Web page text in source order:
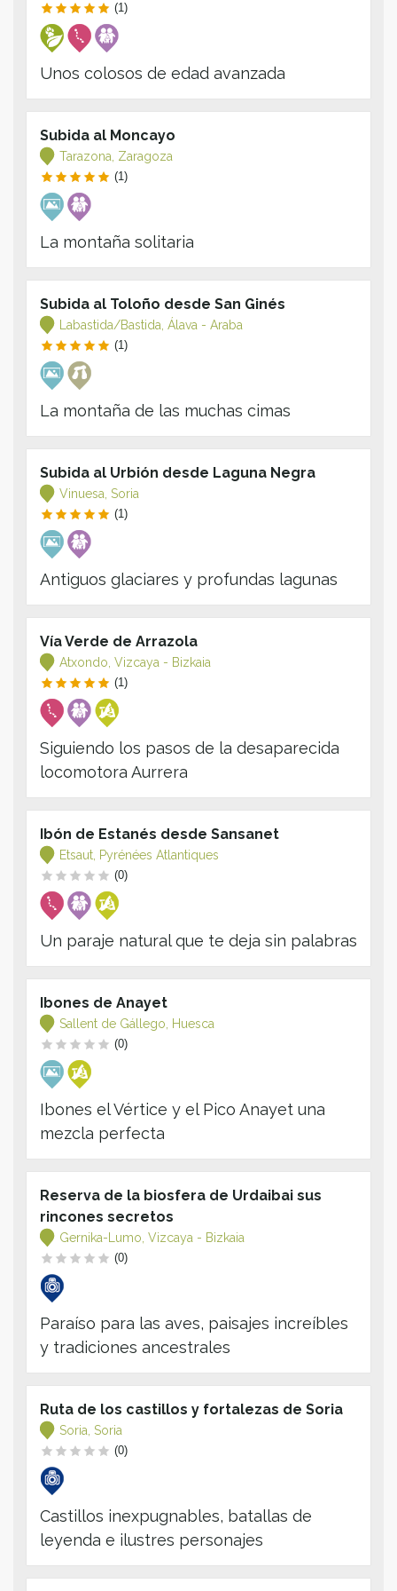
(1)
Unos colosos de edad avanzada
Subida al Moncayo
Tarazona, Zaragoza
(1)
La montaña solitaria
Subida al Toloño desde San Ginés
Labastida/Bastida, Álava - Araba
(1)
La montaña de las muchas cimas
Subida al Urbión desde Laguna Negra
Vinuesa, Soria
(1)
Antiguos glaciares y profundas lagunas
Vía Verde de Arrazola
Atxondo, Vizcaya - Bizkaia
(1)
Siguiendo los pasos de la desaparecida
locomotora Aurrera
Ibón de Estanés desde Sansanet
Etsaut, Pyrénées Atlantiques
(0)
Un paraje natural que te deja sin palabras
Ibones de Anayet
Sallent de Gállego, Huesca
(0)
Ibones el Vértice y el Pico Anayet una
mezcla perfecta
Reserva de la biosfera de Urdaibai sus
rincones secretos
Gernika-Lumo, Vizcaya - Bizkaia
(0)
Paraíso para las aves, paisajes increíbles
y tradiciones ancestrales
Ruta de los castillos y fortalezas de Soria
Soria, Soria
(0)
Castillos inexpugnables, batallas de
leyenda e ilustres personajes